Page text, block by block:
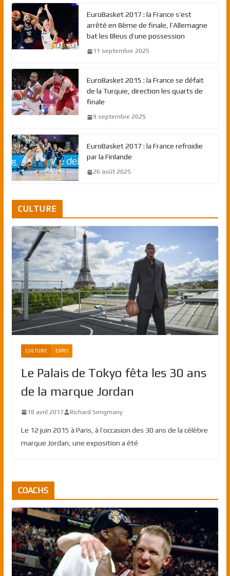
EuroBasket 2017 : la France s’est
arrêté en 8ème de finale, l’Allemagne
bat les Bleus d’une possession
11 septembre 2025
EuroBasket 2015 : la France se défait
de la Turquie, direction les quarts de
finale
9 septembre 2025
EuroBasket 2017 : la France refroidie
par la Finlande
26 août 2025
CULTURE
CULTURE EXPO
Le Palais de Tokyo fêta les 30 ans
de la marque Jordan
18 avril 2017 Richard Sengmany
Le 12 juin 2015 à Paris, à l’occasion des 30 ans de la célèbre
marque Jordan, une exposition a été
COACHS